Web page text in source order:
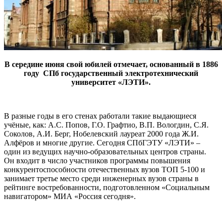
В середине июня свой юбилей отмечает, основанный в 1886
году СПб государственный электротехнический
университет «ЛЭТИ».
В разные годы в его стенах работали такие выдающиеся
учёные, как: А.С. Попов, Г.О. Графтио, В.П. Вологдин, С.Я.
Соколов, А.И. Берг, Нобелевский лауреат 2000 года Ж.И.
Алфёров и многие другие. Сегодня СПбГЭТУ «ЛЭТИ» –
один из ведущих научно-образовательных центров страны.
Он входит в число участников программы повышения
конкурентоспособности отечественных вузов ТОП 5-100 и
занимает третье место среди инженерных вузов страны в
рейтинге востребованности, подготовленном «Социальным
навигатором» МИА «Россия сегодня».